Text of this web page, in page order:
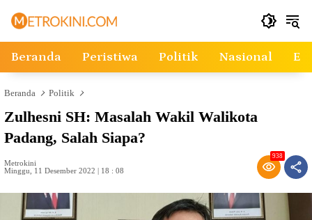
Beranda Peristiwa Politik Nasional
Beranda Politik
Zulhesni SH: Masalah Wakil Walikota
Padang, Salah Siapa?
Metrokini
Minggu, 11 Desember 2022 | 18 : 08
938